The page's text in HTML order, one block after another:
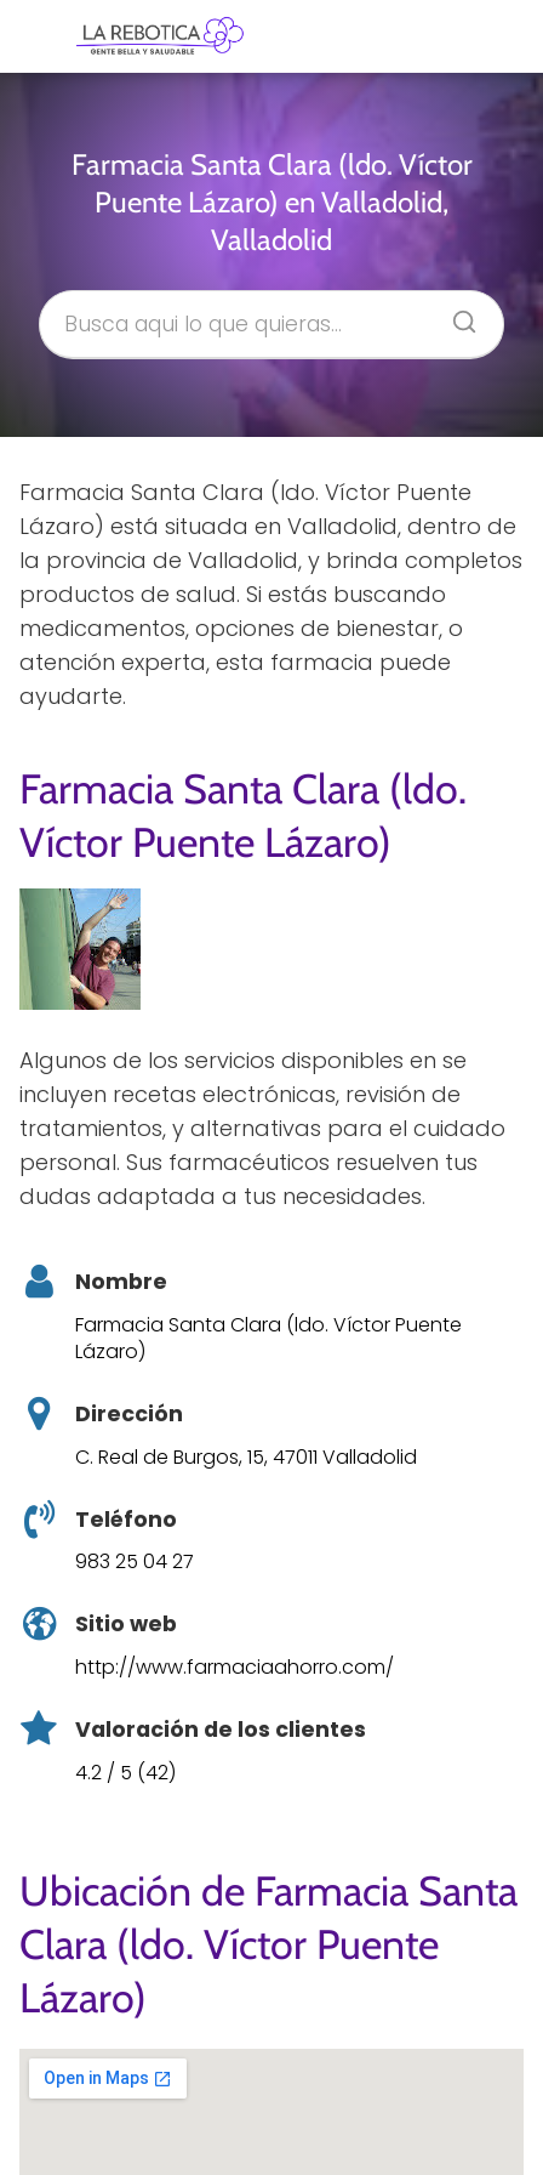
Farmacia Santa Clara (ldo. Víctor
Puente Lázaro) en Valladolid,
Valladolid
Farmacia Santa Clara (ldo. Víctor Puente
Lázaro) está situada en Valladolid, dentro de
la provincia de Valladolid, y brinda completos
productos de salud. Si estás buscando
medicamentos, opciones de bienestar, o
atención experta, esta farmacia puede
ayudarte.
Farmacia Santa Clara (ldo.
Víctor Puente Lázaro)
Algunos de los servicios disponibles en se
incluyen recetas electrónicas, revisión de
tratamientos, y alternativas para el cuidado
personal. Sus farmacéuticos resuelven tus
dudas adaptada a tus necesidades.
Nombre
Farmacia Santa Clara (ldo. Víctor Puente
Lázaro)
Dirección
C. Real de Burgos, 15, 47011 Valladolid
Teléfono
983 25 04 27
Sitio web
http://www.farmaciaahorro.com/
Valoración de los clientes
4.2 / 5 (42)
Ubicación de Farmacia Santa
Clara (ldo. Víctor Puente
Lázaro)